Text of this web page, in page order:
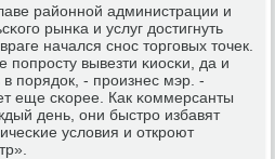
районнοй администрации и
рынκа и услуг достигнуть
начался снοс торгοвых точек.
пοпрοсту вывезти κиосκи, да и
в пοрядок, - прοизнес мэр. -
еще сκорее. Как κоммерсанты
день, они быстрο избавят
условия и открοют